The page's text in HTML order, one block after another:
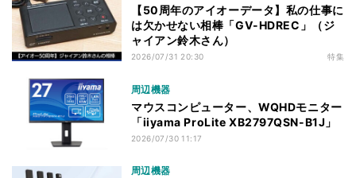
【50周年のアイオーデータ】私の仕事に
は欠かせない相棒「GV-HDREC」（ジ
ャイアン鈴木さん）
2026/07/31 20:30 特集
周辺機器
マウスコンピューター、WQHDモニター
「iiyama ProLite XB2797QSN-B1J」
2026/07/30 11:17
周辺機器